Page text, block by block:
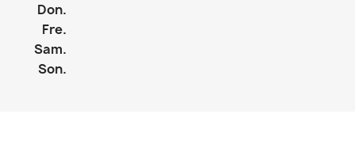
Don.
Fre.
Sam.
Son.